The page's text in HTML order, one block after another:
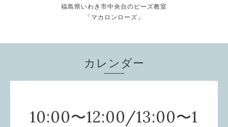
福島県いわき市中央台のビーズ教室
「マカロンローズ」
カレンダー
10:00〜12:00/13:00〜1